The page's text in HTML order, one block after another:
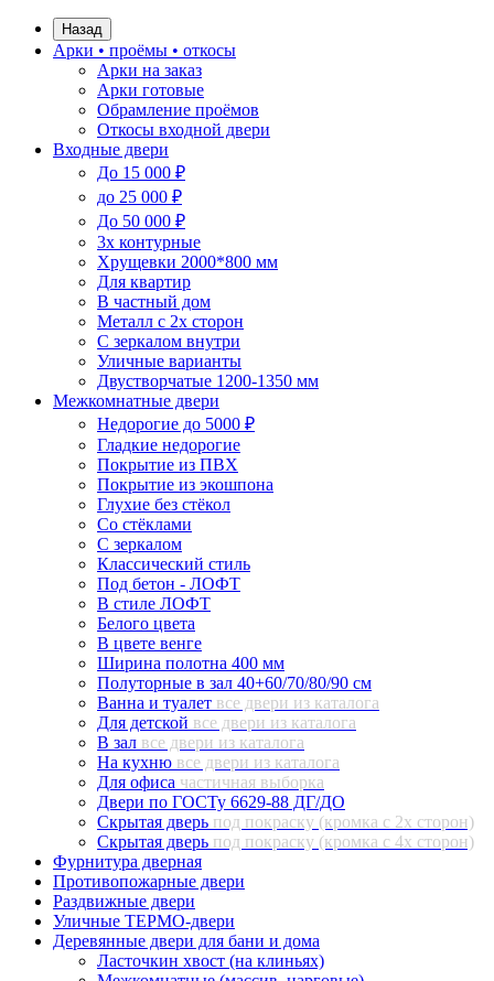
Назад
Арки • проёмы • откосы
Арки на заказ
Арки готовые
Обрамление проёмов
Откосы входной двери
Входные двери
До 15 000 ₽
до 25 000 ₽
До 50 000 ₽
3х контурные
Хрущевки 2000*800 мм
Для квартир
В частный дом
Металл с 2х сторон
С зеркалом внутри
Уличные варианты
Двустворчатые 1200-1350 мм
Межкомнатные двери
Недорогие до 5000 ₽
Гладкие недорогие
Покрытие из ПВХ
Покрытие из экошпона
Глухие без стёкол
Со стёклами
С зеркалом
Классический стиль
Под бетон - ЛОФТ
В стиле ЛОФТ
Белого цвета
В цвете венге
Ширина полотна 400 мм
Полуторные в зал 40+60/70/80/90 см
Ванна и туалет все двери из каталога
Для детской все двери из каталога
В зал все двери из каталога
На кухню все двери из каталога
Для офиса частичная выборка
Двери по ГОСТу 6629-88 ДГ/ДО
Скрытая дверь под покраску (кромка с 2х сторон)
Скрытая дверь под покраску (кромка с 4х сторон)
Фурнитура дверная
Противопожарные двери
Раздвижные двери
Уличные ТЕРМО-двери
Деревянные двери для бани и дома
Ласточкин хвост (на клиньях)